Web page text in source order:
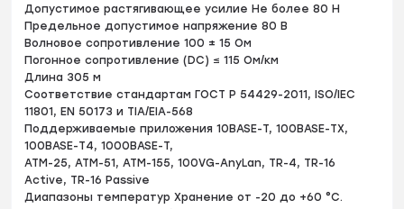
Допустимое растягивающее усилие Не более 80 H
Предельное допустимое напряжение 80 В
Волновое сопротивление 100 ± 15 Ом
Погонное сопротивление (DC) ≤ 115 Ом/км
Длина 305 м
Соответствие стандартам ГОСТ Р 54429-2011, ISO/IEC
11801, EN 50173 и TIA/EIA-568
Поддерживаемые приложения 10BASE-T, 100BASE-TX,
100BASE-T4, 1000BASE-T,
ATM-25, ATM-51, ATM-155, 100VG-AnyLan, TR-4, TR-16
Active, TR-16 Passive
Диапазоны температур Хранение от -20 до +60 °C.